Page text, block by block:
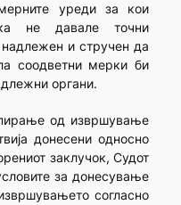
уреди за кои
не давале точни
и стручен да
соодветни мерки би
органи.
од извршување
донесени односно
заклучок, Судот
за донесување
согласно